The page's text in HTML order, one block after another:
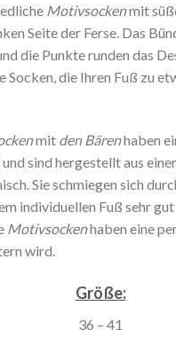
Motivsockenmit
Seite der Ferse. Das
die Punkte runden das
Socken, die Ihren Fuß zu
mit den Bärenhaben
sind hergestellt aus
Sie schmiegen sich
individuellen Fuß sehr
Motivsockenhaben eine
wird.
Größe:
36 – 41